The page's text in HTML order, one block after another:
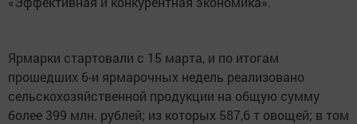
Ярмарки стартовали с 15 марта, и по итогам
прошедших 6-и ярмарочных недель реализовано
сельскохозяйственной продукции на общую сумму
более 399 млн. рублей; из которых 587,6 т овощей; в том